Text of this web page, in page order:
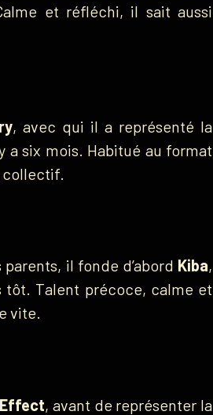
et réfléchi, il sait aussi
, avec qui il a représenté la
a six mois. Habitué au format
collectif.
il fonde d’abord Kiba,
tôt. Talent précoce, calme et
vite.
, avant de représenter la